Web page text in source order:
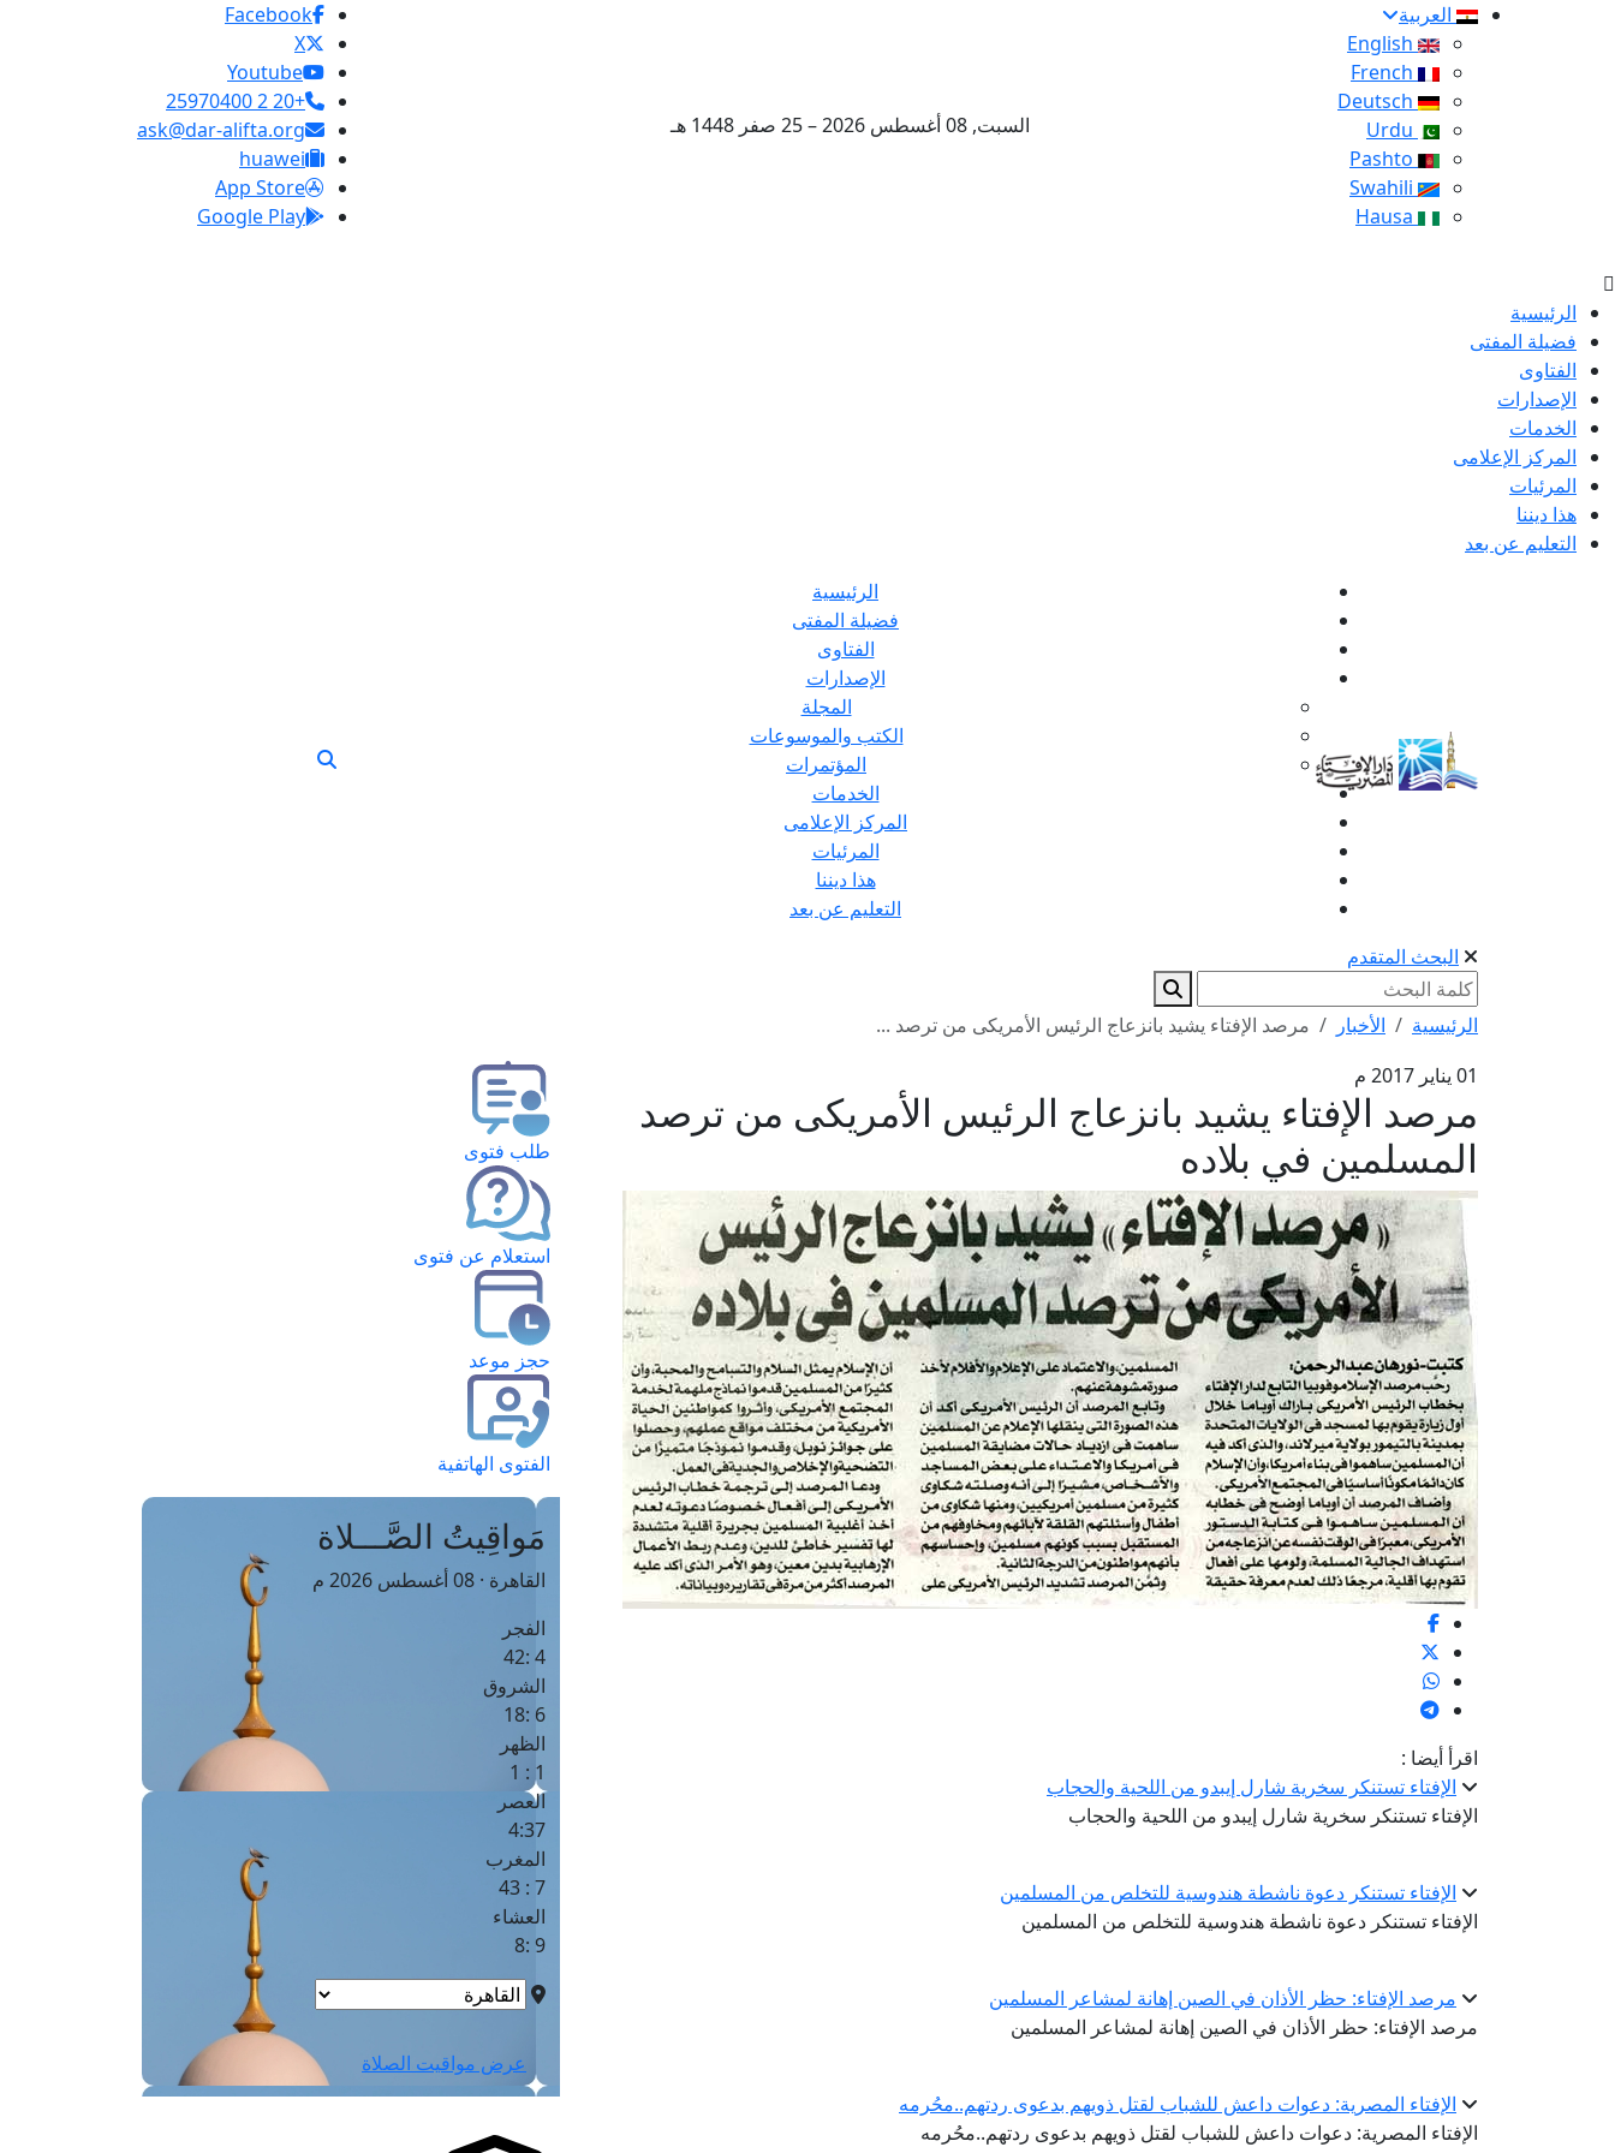
العربية
السبت, 08 أغسطس 2026 – 25 صفر 1448 هـ
Facebook
X
Youtube
+20 2 25970400
ask@dar-alifta.org
huawei
App Store
Google Play
الرئيسية
فضيلة المفتى
الفتاوى
الإصدارات
الخدمات
المركز الإعلامى
المرئيات
هذا ديننا
التعليم عن بعد
الرئيسية
فضيلة المفتى
الفتاوى
الإصدارات
المجلة
الكتب والموسوعات
المؤتمرات
الخدمات
المركز الإعلامى
المرئيات
هذا ديننا
التعليم عن بعد
البحث المتقدم
الرئيسية الأخبار
مرصد الإفتاء يشيد بانزعاج الرئيس الأمريكى من ترصد ...
01 يناير 2017 م
مرصد الإفتاء يشيد بانزعاج الرئيس الأمريكى من ترصد
المسلمين في بلاده
اقرأ أيضا :
الإفتاء تستنكر سخرية شارل إيبدو من اللحية والحجاب
الإفتاء تستنكر سخرية شارل إيبدو من اللحية والحجاب
الإفتاء تستنكر دعوة ناشطة هندوسية للتخلص من المسلمين
الإفتاء تستنكر دعوة ناشطة هندوسية للتخلص من المسلمين
مرصد الإفتاء: حظر الأذان في الصين إهانة لمشاعر المسلمين
مرصد الإفتاء: حظر الأذان في الصين إهانة لمشاعر المسلمين
الإفتاء المصرية: دعوات داعش للشباب لقتل ذويهم بدعوى ردتهم..محُرمه
الإفتاء المصرية: دعوات داعش للشباب لقتل ذويهم بدعوى ردتهم..محُرمه
طلب فتوى
استعلام عن فتوى
حجز موعد
الفتوى الهاتفية
مَواقِيتُ الصَّـــلاة
القاهرة · 08 أغسطس 2026 م
الفجر
4 :42
الشروق
6 :18
الظهر
1 : 1
العصر
4:37
المغرب
7 : 43
العشاء
9 :8
عرض مواقيت الصلاة